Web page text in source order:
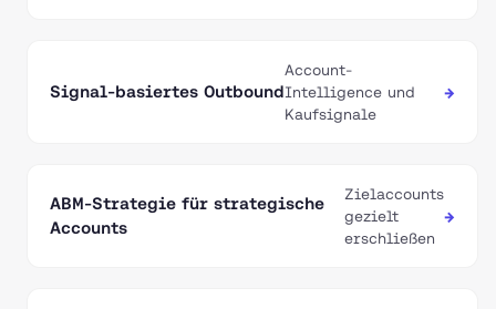
Signal-basiertes Outbound
Account-
Intelligence und
Kaufsignale
→
ABM-Strategie für strategische
Accounts
Zielaccounts
gezielt
erschließen
→